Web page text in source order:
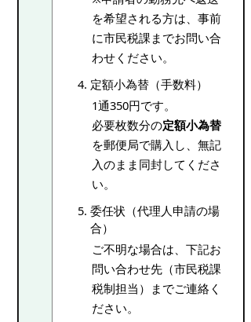
を希望される方は、事前
に市民税課までお問い合
わせください。
定額小為替（手数料）
1通350円です。
必要枚数分の定額小為替
を郵便局で購入し、無記
入のまま同封してくださ
い。
委任状（代理人申請の場
合）
ご不明な場合は、下記お
問い合わせ先（市民税課
税制担当）までご連絡く
ださい。